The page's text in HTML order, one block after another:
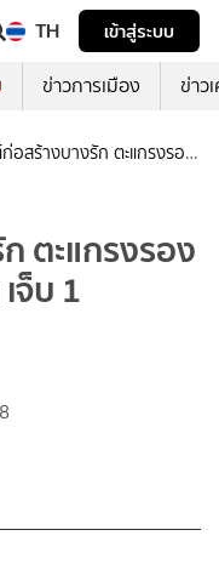
TH
เข้าสู่ระบบ
ข่าวการเมือง ข่าว
ก่อสร้างบางรัก ตะแกรงรอง
ตะแกรงรอง
จ็บ 1